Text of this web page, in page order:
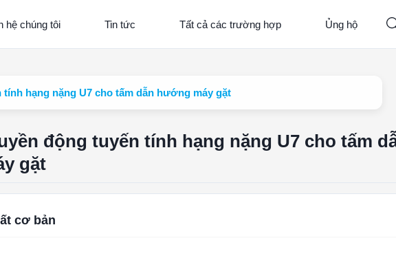
hệ chúng tôi Tin tức Tất cả các trường hợp Ủng hộ
hạng nặng U7 cho tấm dẫn hướng máy gặt
động tuyến tính hạng nặng U7 cho tấm
gặt
cơ bản